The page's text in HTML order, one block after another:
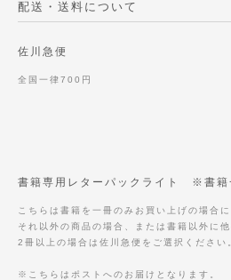
配送・送料について
佐川急便
全国一律700円
書籍専用レターパックライト ※書籍
こちらは書籍を一冊のみお買い上げの場合
それ以外の商品の場合、または書籍以外に
2冊以上の場合は佐川急便をご選択ください
※こちらはポストへのお届けとなります。